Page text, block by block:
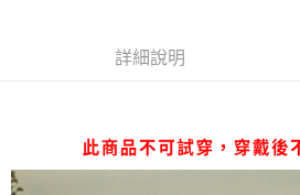
結帳頁面，進行簡訊認證並確認金額後，即可
２．訂單成立數日內，您將收到繳費通知簡訊。
購買商品的店家。未經商家同意取消之訂單仍
※ 交易是否成功請以「AFTEE先享後付 」之
每筆NT$80，滿NT$2,000(含以上)免運費
宅配
詳細說明